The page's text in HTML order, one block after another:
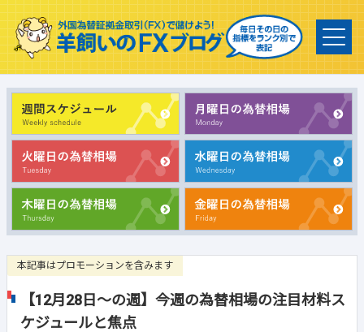
本記事はプロモーションを含みます
【12月28日～の週】今週の為替相場の注目材料ス
ケジュールと焦点